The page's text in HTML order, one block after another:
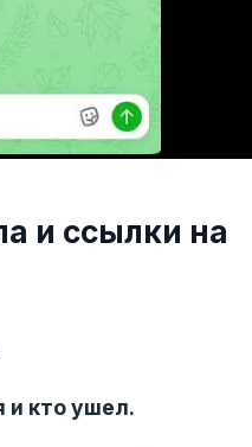
и ссылки на
и кто ушел.